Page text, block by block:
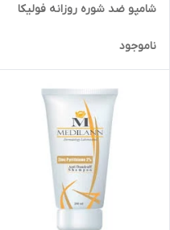
شامپو ضد شوره روزانه فولیکا
ناموجود